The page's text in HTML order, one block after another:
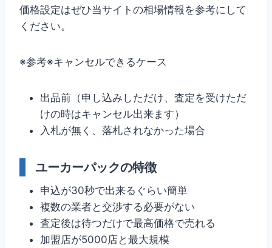
価格設定はぜひ当サイトの相場情報を参考にして
ください。
※参考※キャンセルできるケース
出品前（申し込みしただけ、査定を受けただ
けの時はキャンセル出来ます）
入札が無く、落札されなかった場合
ユーカーパックの特徴
申込が30秒で出来るぐらい簡単
複数の業者と交渉する必要がない
査定後は待つだけで最高価格で売れる
加盟店が5000店と最大規模